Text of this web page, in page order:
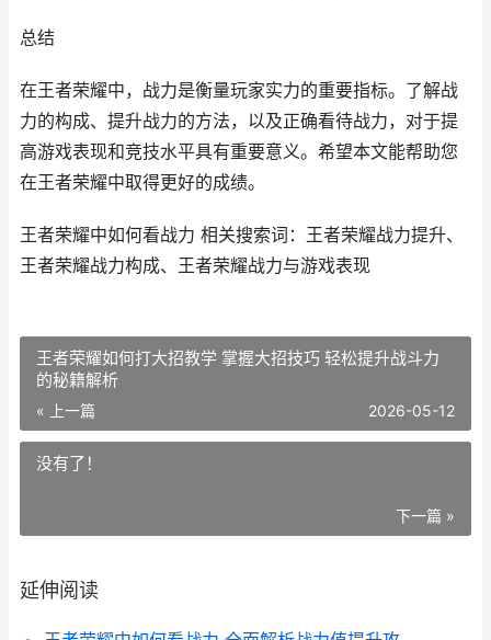
总结
在王者荣耀中，战力是衡量玩家实力的重要指标。了解战
力的构成、提升战力的方法，以及正确看待战力，对于提
高游戏表现和竞技水平具有重要意义。希望本文能帮助您
在王者荣耀中取得更好的成绩。
王者荣耀中如何看战力 相关搜索词：王者荣耀战力提升、
王者荣耀战力构成、王者荣耀战力与游戏表现
王者荣耀如何打大招教学 掌握大招技巧 轻松提升战斗力
的秘籍解析
« 上一篇 2026-05-12
没有了！
下一篇 »
延伸阅读